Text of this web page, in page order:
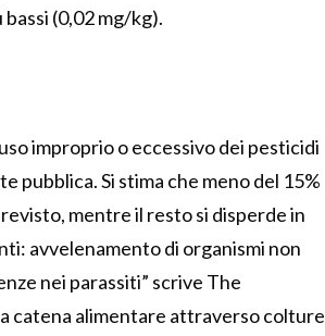
(0,02 mg/kg).
improprio o eccessivo dei pesticidi
pubblica. Si stima che meno del 15%
mentre il resto si disperde in
avvelenamento di organismi non
nei parassiti” scrive The
catena alimentare attraverso colture